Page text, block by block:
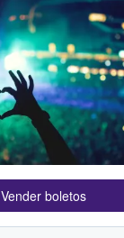
Vender boletos